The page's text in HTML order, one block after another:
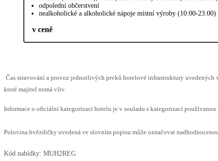
odpolední občerstvení
nealkoholické a alkoholické nápoje místní výroby (10:00-23:00)
v ceně
Čas stravování a provoz jednotlivých prvků hotelové infrastruktury uvedených
které majitel nemá vliv.
Informace o oficiální kategorizaci hotelu je v souladu s kategorizací
Polovina hvězdičky uvedená ve slovním popisu může označovat
Kód nabídky: MUH2REG